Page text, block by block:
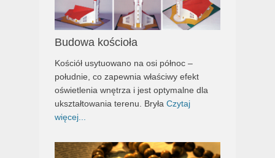
Budowa kościoła
Kościół usytuowano na osi północ –
południe, co zapewnia właściwy efekt
oświetlenia wnętrza i jest optymalne dla
ukształtowania terenu. Bryła Czytaj
więcej...